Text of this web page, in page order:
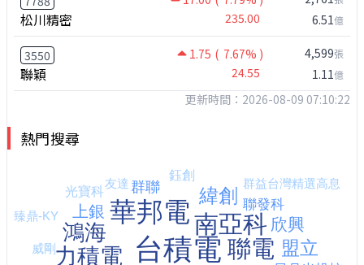
松川精密 235.00 6.51億
3550 1.75 ( 7.67% )
聯穎 24.55
4,599張
1.11億
更新時間：2026-08-09 07:10:22
熱門搜尋